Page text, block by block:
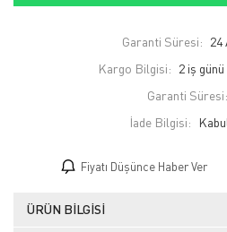
Garanti Süresi: 24
Kargo Bilgisi: 2 iş
Garanti Süresi:
İade Bilgisi:
Fiyatı Düşünce Haber Ver
ÜRÜN BILGISI